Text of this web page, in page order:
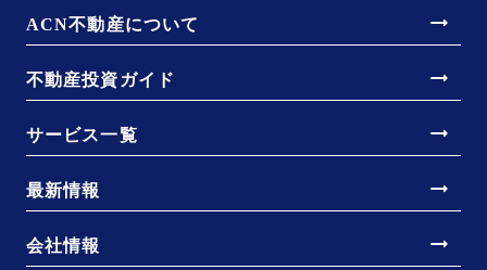
ACN不動産について arrow_right_alt
不動産投資ガイド arrow_right_alt
サービス一覧 arrow_right_alt
最新情報 arrow_right_alt
会社情報 arrow_right_alt